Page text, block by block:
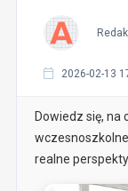
2026-02-13
Dowiedz się, na
realne